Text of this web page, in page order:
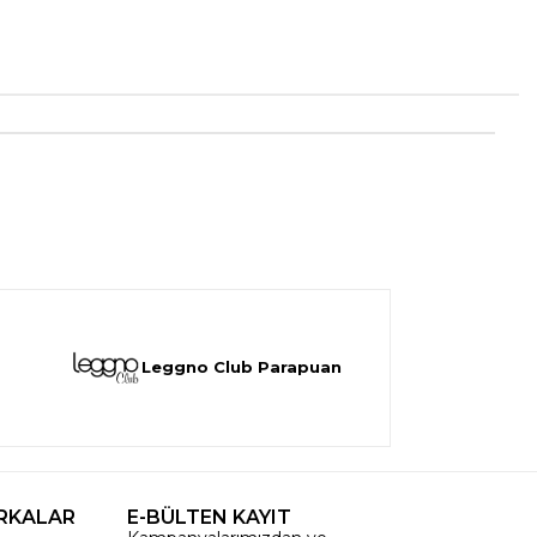
Leggno Club Parapuan
E-BÜLTEN KAYIT